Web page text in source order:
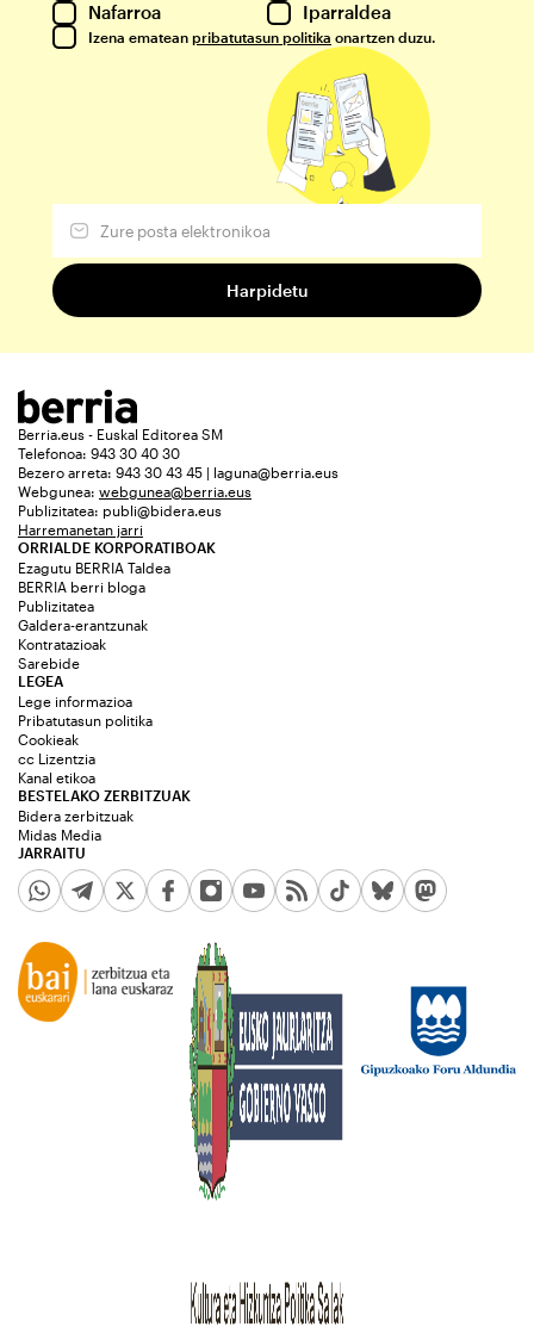
Nafarroa
Iparraldea
Izena ematean pribatutasun politika onartzen duzu.
Berria.eus - Euskal Editorea SM
Telefonoa: 943 30 40 30
Bezero arreta: 943 30 43 45 | laguna@berria.eus
Webgunea: webgunea@berria.eus
Publizitatea: publi@bidera.eus
Harremanetan jarri
ORRIALDE KORPORATIBOAK
Ezagutu BERRIA Taldea
BERRIA berri bloga
Publizitatea
Galdera-erantzunak
Kontratazioak
Sarebide
JARRAITU
LEGEA
Lege informazioa
Pribatutasun politika
Cookieak
cc Lizentzia
Kanal etikoa
BESTELAKO ZERBITZUAK
Bidera zerbitzuak
Midas Media